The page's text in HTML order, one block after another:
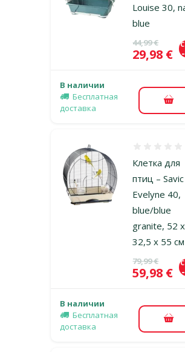
Louise 30,
blue
Исходная
44,99 €
Цена
29,98 €
В наличии
Бесплатная
доставка
В
Клетка для
птиц – Savic
Evelyne 40,
blue/blue
granite, 52 x
32,5 x 55 см
Исходная
79,99 €
Цена
59,98 €
В наличии
Бесплатная
доставка
В